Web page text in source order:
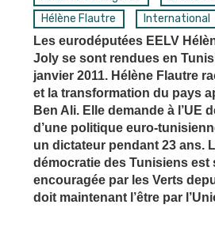
Hélène Flautre
International
Les eurodéputées EELV
Joly se sont rendues en
janvier 2011. Hélène Flautre
et la transformation du pays
Ben Ali. Elle demande à l’UE
d’une politique euro-
un dictateur pendant 23 ans.
démocratie des Tunisiens est
encouragée par les Verts
doit maintenant l’être par